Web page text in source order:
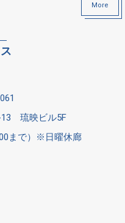
More
13 琉映ビル5F
まで）※日曜休廊